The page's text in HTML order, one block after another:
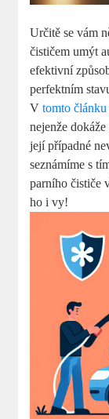
Určitě se vám
čističem umýt
efektivní
perfektním
Vtomto článku
nejenže
její případné
seznámíme s
parního čističe
ho i vy!